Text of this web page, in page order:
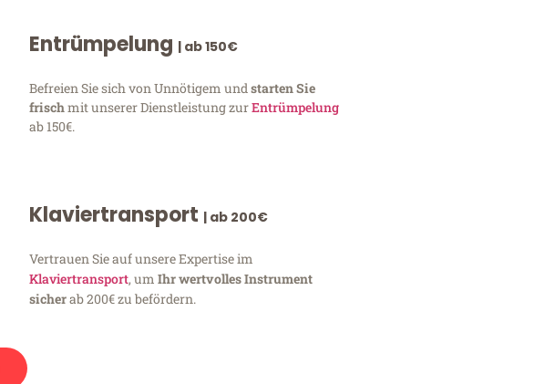
Entrümpelung | ab 150€
Befreien Sie sich von Unnötigem und starten Sie
frischmit unserer Dienstleistung zurEntrümpelung
ab 150€.
Klaviertransport | ab 200€
Vertrauen Sie auf unsere Expertise im
Klaviertransport, um Ihr wertvolles Instrument
sicherab 200€ zu befördern.